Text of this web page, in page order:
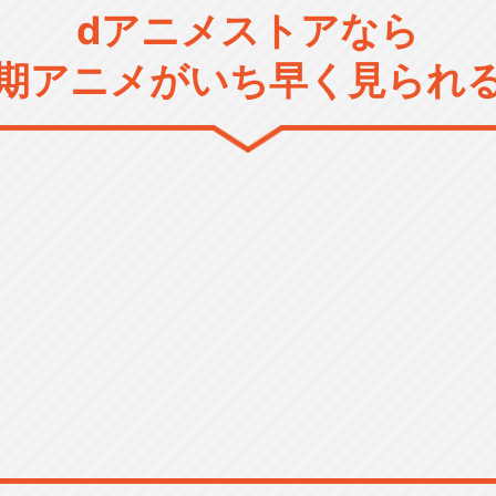
dアニメストアなら
アニメがいち早く見られ